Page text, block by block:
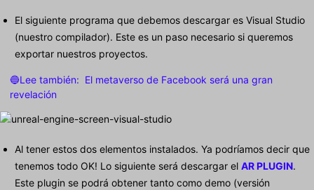
El siguiente programa que debemos descargar es Visual Studio
(nuestro compilador). Este es un paso necesario si queremos
exportar nuestros proyectos.
🔵Lee también: El metaverso de Facebook será una gran
revelación
Al tener estos dos elementos instalados. Ya podríamos decir que
tenemos todo OK! Lo siguiente será descargar el AR PLUGIN.
Este plugin se podrá obtener tanto como demo (versión